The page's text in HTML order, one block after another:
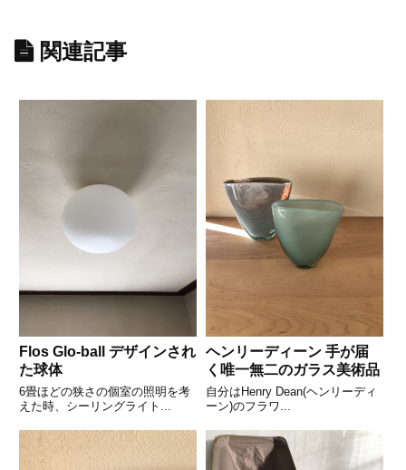
関連記事
Flos Glo-ball デザインされ
た球体
6畳ほどの狭さの個室の照明を考
えた時、シーリングライト...
ヘンリーディーン 手が届
く唯一無二のガラス美術品
自分はHenry Dean(ヘンリーディ
ーン)のフラワ...